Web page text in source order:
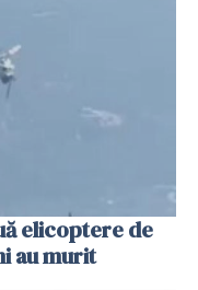
elicoptere de
au murit